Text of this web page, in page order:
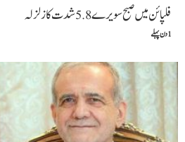
فلپائن میں صبح سویرے 5.8شدت کا زلزلہ
1 دن پہلے